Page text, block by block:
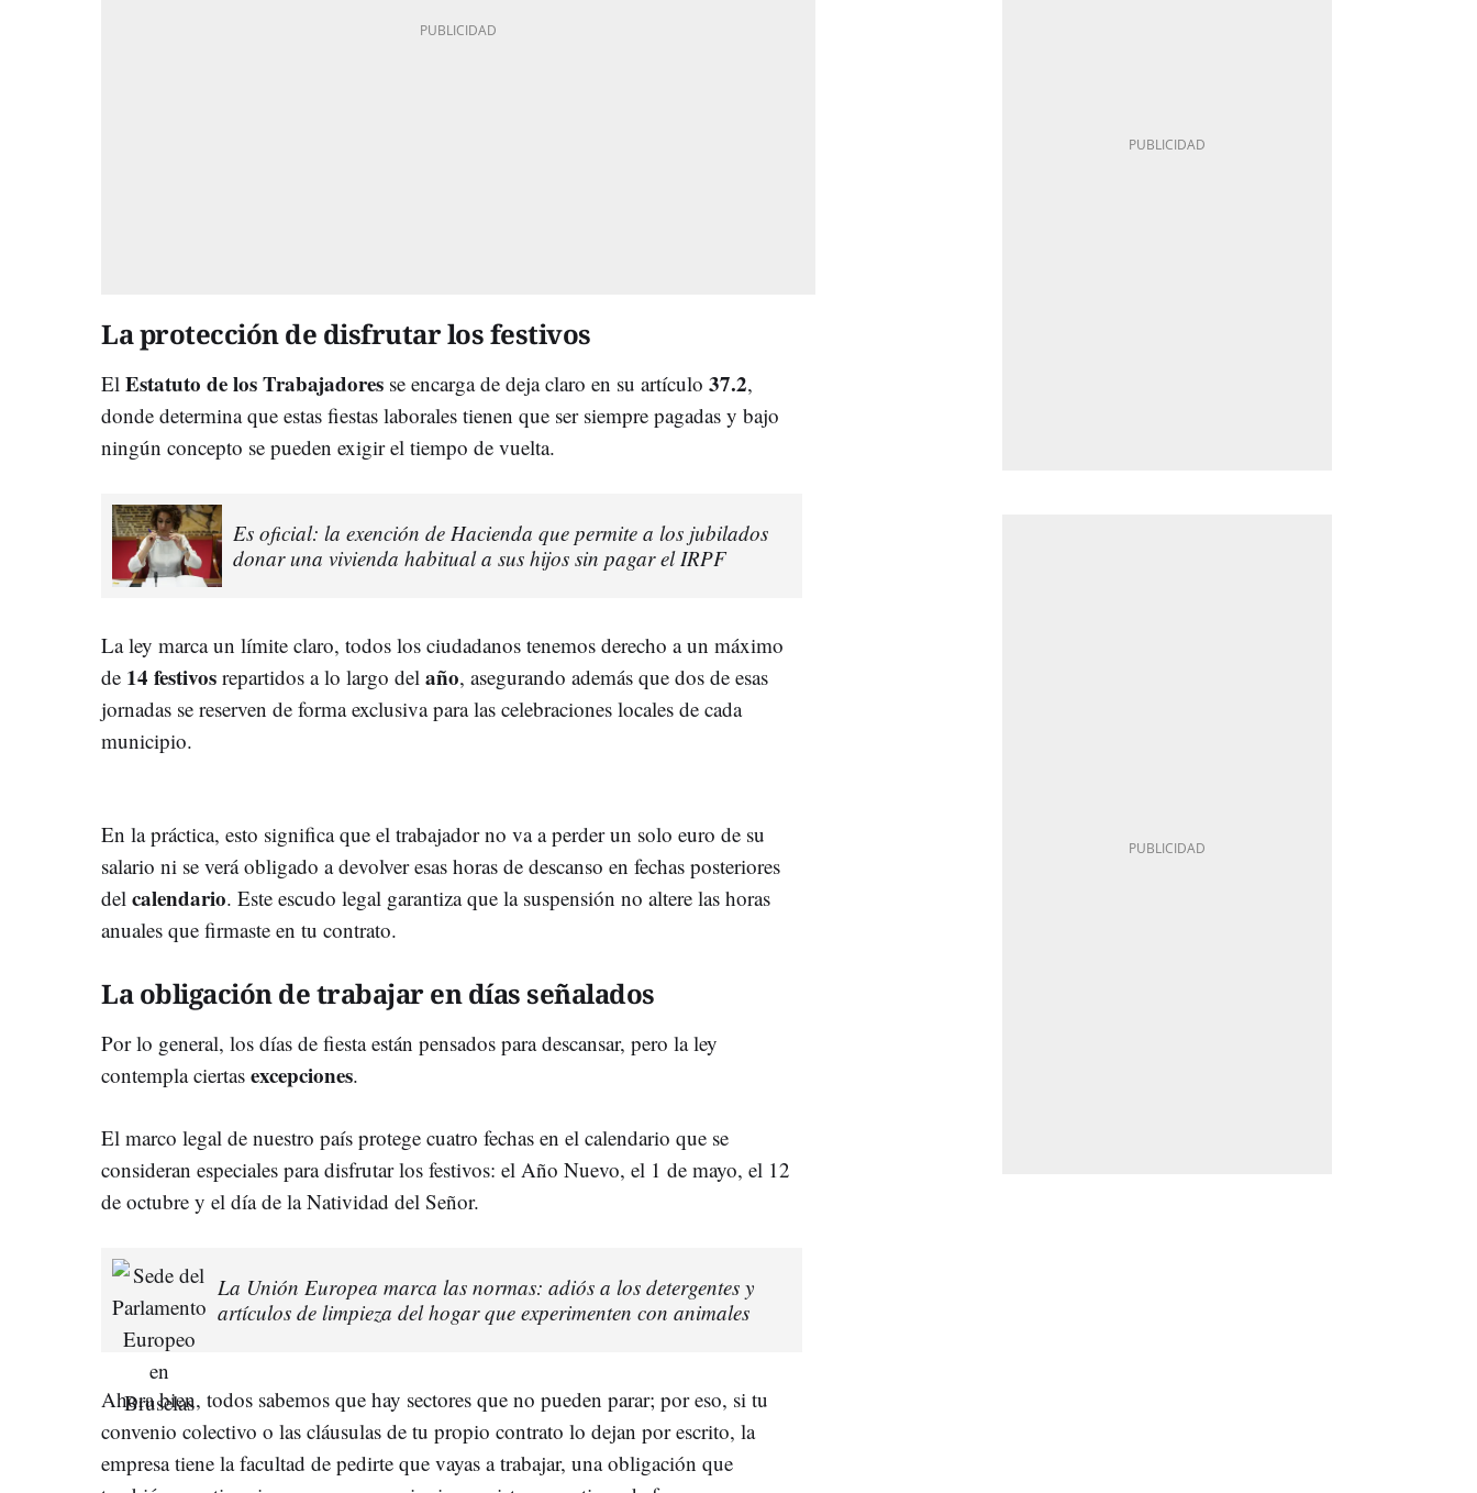
La protección de disfrutar los festivos
El Estatuto de los Trabajadores se encarga de deja claro en su artículo 37.2,
donde determina que estas fiestas laborales tienen que ser siempre pagadas y bajo
ningún concepto se pueden exigir el tiempo de vuelta.
Es oficial: la exención de Hacienda que permite a los jubilados
donar una vivienda habitual a sus hijos sin pagar el IRPF
La ley marca un límite claro, todos los ciudadanos tenemos derecho a un máximo
de 14 festivos repartidos a lo largo del año, asegurando además que dos de esas
jornadas se reserven de forma exclusiva para las celebraciones locales de cada
municipio.
En la práctica, esto significa que el trabajador no va a perder un solo euro de su
salario ni se verá obligado a devolver esas horas de descanso en fechas posteriores
del calendario. Este escudo legal garantiza que la suspensión no altere las horas
anuales que firmaste en tu contrato.
La obligación de trabajar en días señalados
Por lo general, los días de fiesta están pensados para descansar, pero la ley
contempla ciertas excepciones.
El marco legal de nuestro país protege cuatro fechas en el calendario que se
consideran especiales para disfrutar los festivos: el Año Nuevo, el 1 de mayo, el 12
de octubre y el día de la Natividad del Señor.
La Unión Europea marca las normas: adiós a los detergentes y
artículos de limpieza del hogar que experimenten con animales
Ahora bien, todos sabemos que hay sectores que no pueden parar; por eso, si tu
convenio colectivo o las cláusulas de tu propio contrato lo dejan por escrito, la
empresa tiene la facultad de pedirte que vayas a trabajar, una obligación que